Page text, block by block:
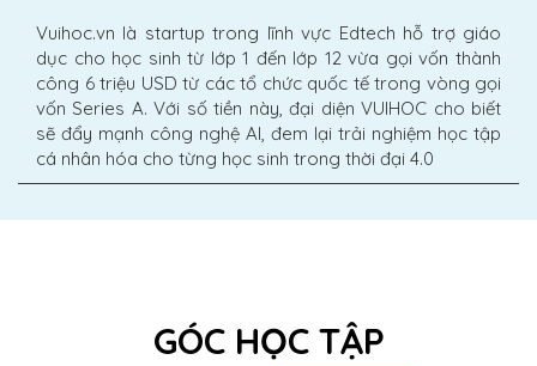
Vuihoc.vn là startup trong lĩnh vực Edtech hỗ trợ giáo
dục cho học sinh từ lớp 1 đến lớp 12 vừa gọi vốn thành
công 6 triệu USD từ các tổ chức quốc tế trong vòng gọi
vốn Series A. Với số tiền này, đại diện VUIHOC cho biết
sẽ đẩy mạnh công nghệ AI, đem lại trải nghiệm học tập
cá nhân hóa cho từng học sinh trong thời đại 4.0
GÓC HỌC TẬP